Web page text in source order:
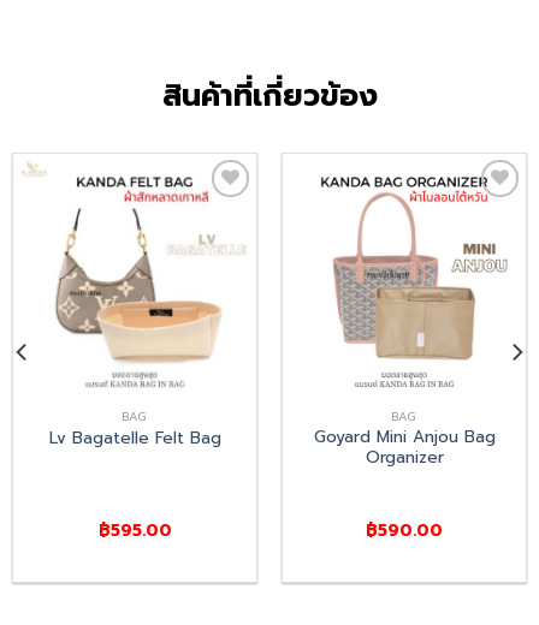
สินค้าที่เกี่ยวข้อง
to
wishlist
BAG
Lv Bagatelle Felt Bag
฿595.00
wishlist
BAG
Goyard Mini Anjou Bag
Organizer
฿590.00